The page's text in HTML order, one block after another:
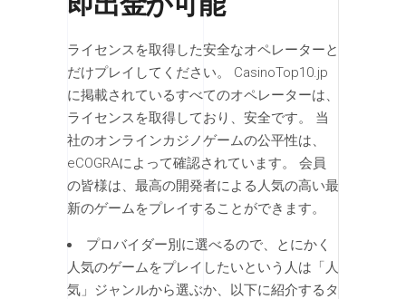
ライセンスを取得した安全なオペレーターと
だけプレイしてください。 CasinoTop10.jp
に掲載されているすべてのオペレーターは、
ライセンスを取得しており、安全です。 当
社のオンラインカジノゲームの公平性は、
eCOGRAによって確認されています。 会員
の皆様は、最高の開発者による人気の高い最
新のゲームをプレイすることができます。
プロバイダー別に選べるので、とにかく
人気のゲームをプレイしたいという人は「人
気」ジャンルから選ぶか、以下に紹介するタ